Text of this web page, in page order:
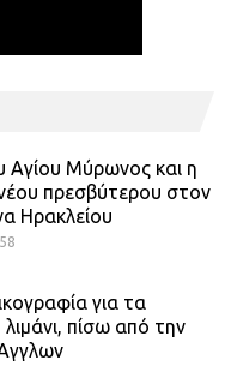
Αγίου Μύρωνος και η
πρεσβύτερου στον
Ηρακλείου
για τα
πίσω από την